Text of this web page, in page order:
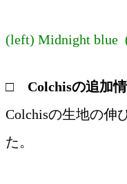
(left) Midnight blue
□ Colchisの追加
Colchisの生地の伸
た。